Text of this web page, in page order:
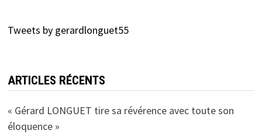
Tweets by gerardlonguet55
ARTICLES RÉCENTS
« Gérard LONGUET tire sa révérence avec toute son
éloquence »